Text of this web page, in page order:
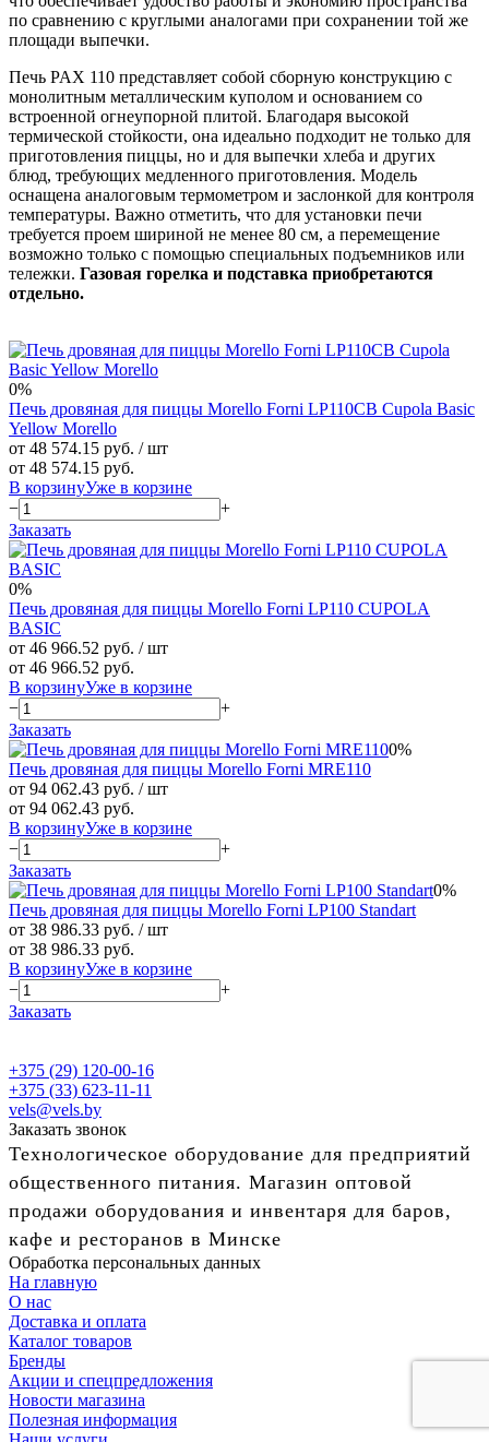
по сравнению с круглыми аналогами при сохранении той же
площади выпечки.
Печь PAX 110 представляет собой сборную конструкцию с
монолитным металлическим куполом и основанием со
встроенной огнеупорной плитой. Благодаря высокой
термической стойкости, она идеально подходит не только для
приготовления пиццы, но и для выпечки хлеба и других
блюд, требующих медленного приготовления. Модель
оснащена аналоговым термометром и заслонкой для контроля
температуры. Важно отметить, что для установки печи
требуется проем шириной не менее 80 см, а перемещение
возможно только с помощью специальных подъемников или
тележки. Газовая горелка и подставка приобретаются
отдельно.
0%
Печь дровяная для пиццы Morello Forni LP110CB Cupola Basic
Yellow Morello
от 48 574.15 руб. / шт
от 48 574.15 руб.
В корзинуУже в корзине
−
+
Заказать
0%
Печь дровяная для пиццы Morello Forni LP110 CUPOLA
BASIC
от 46 966.52 руб. / шт
от 46 966.52 руб.
В корзинуУже в корзине
−
+
Заказать
0%
Печь дровяная для пиццы Morello Forni MRE110
от 94 062.43 руб. / шт
от 94 062.43 руб.
В корзинуУже в корзине
−
+
Заказать
0%
Печь дровяная для пиццы Morello Forni LP100 Standart
от 38 986.33 руб. / шт
от 38 986.33 руб.
В корзинуУже в корзине
−
+
Заказать
+375 (29) 120-00-16
+375 (33) 623-11-11
vels@vels.by
Заказать звонок
Технологическое оборудование для предприятий
общественного питания. Магазин оптовой
продажи оборудования и инвентаря для баров,
кафе и ресторанов в Минске
Обработка персональных данных
На главную
О нас
Доставка и оплата
Каталог товаров
Бренды
Акции и спецпредложения
Новости магазина
Полезная информация